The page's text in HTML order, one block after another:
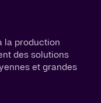
la production
des solutions
et grandes